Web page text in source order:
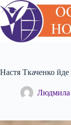
Перейти
до
вмісту
Настя Ткаченко
Людмила